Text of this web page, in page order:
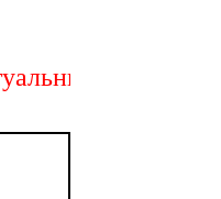
расчет